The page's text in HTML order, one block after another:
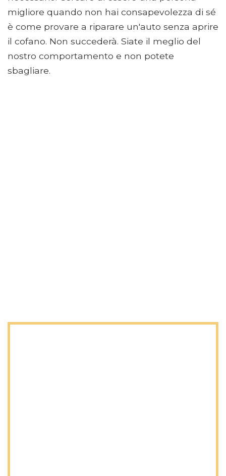
migliore quando non hai consapevolezza di sé
è come provare a riparare un'auto senza aprire
il cofano. Non succederà. Siate il meglio del
nostro comportamento e non potete
sbagliare.